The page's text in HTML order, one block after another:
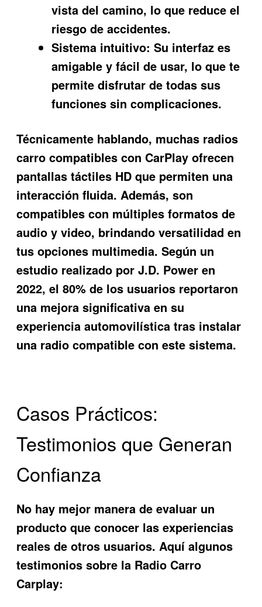
vista del camino, lo que reduce el
riesgo de accidentes.
Sistema intuitivo: Su interfaz es
amigable y fácil de usar, lo que te
permite disfrutar de todas sus
funciones sin complicaciones.
Técnicamente hablando, muchas radios
carro compatibles con CarPlay ofrecen
pantallas táctiles HD que permiten una
interacción fluida. Además, son
compatibles con múltiples formatos de
audio y video, brindando versatilidad en
tus opciones multimedia. Según un
estudio realizado por J.D. Power en
2022, el 80% de los usuarios reportaron
una mejora significativa en su
experiencia automovilística tras instalar
una radio compatible con este sistema.
Casos Prácticos:
Testimonios que Generan
Confianza
No hay mejor manera de evaluar un
producto que conocer las experiencias
reales de otros usuarios. Aquí algunos
testimonios sobre la Radio Carro
Carplay: